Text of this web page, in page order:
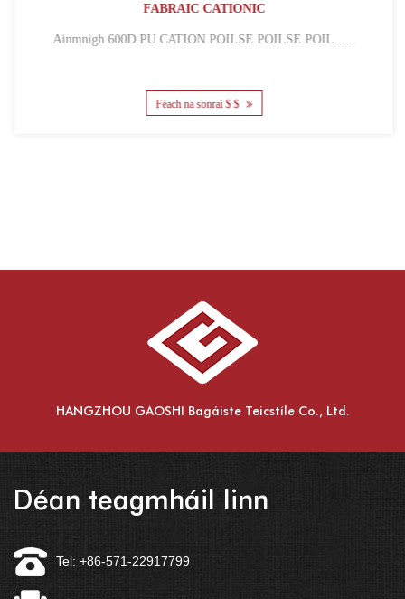
FABRAIC CATIONIC
Ainmnigh 600D PU CATION POILSE POILSE POIL......
Féach na sonraí $ $
HANGZHOU GAOSHI Bagáiste Teicstíle Co., Ltd.
Déan teagmháil linn
Tel: +86-571-22917799